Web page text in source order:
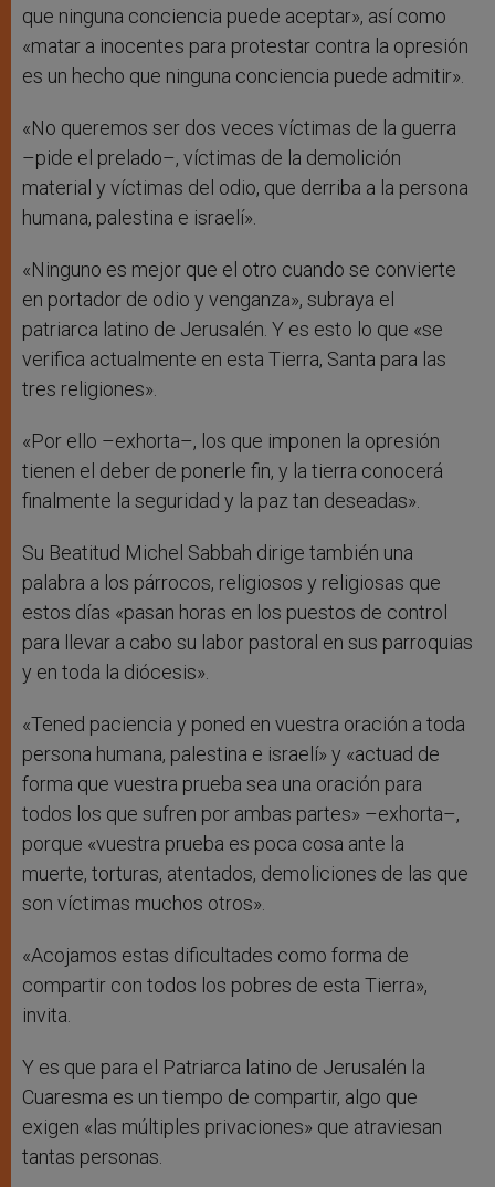
que ninguna conciencia puede aceptar», así como
«matar a inocentes para protestar contra la opresión
es un hecho que ninguna conciencia puede admitir».
«No queremos ser dos veces víctimas de la guerra
–pide el prelado–, víctimas de la demolición
material y víctimas del odio, que derriba a la persona
humana, palestina e israelí».
«Ninguno es mejor que el otro cuando se convierte
en portador de odio y venganza», subraya el
patriarca latino de Jerusalén. Y es esto lo que «se
verifica actualmente en esta Tierra, Santa para las
tres religiones».
«Por ello –exhorta–, los que imponen la opresión
tienen el deber de ponerle fin, y la tierra conocerá
finalmente la seguridad y la paz tan deseadas».
Su Beatitud Michel Sabbah dirige también una
palabra a los párrocos, religiosos y religiosas que
estos días «pasan horas en los puestos de control
para llevar a cabo su labor pastoral en sus parroquias
y en toda la diócesis».
«Tened paciencia y poned en vuestra oración a toda
persona humana, palestina e israelí» y «actuad de
forma que vuestra prueba sea una oración para
todos los que sufren por ambas partes» –exhorta–,
porque «vuestra prueba es poca cosa ante la
muerte, torturas, atentados, demoliciones de las que
son víctimas muchos otros».
«Acojamos estas dificultades como forma de
compartir con todos los pobres de esta Tierra»,
invita.
Y es que para el Patriarca latino de Jerusalén la
Cuaresma es un tiempo de compartir, algo que
exigen «las múltiples privaciones» que atraviesan
tantas personas.